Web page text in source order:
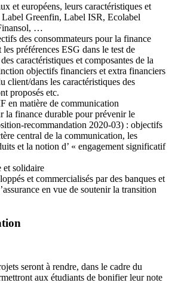
et européens, leurs caractéristiques et
Label Greenfin, Label ISR, Ecolabel
…
des consommateurs pour la finance
préférences ESG dans le test de
caractéristiques et composantes de la
objectifs financiers et extra financiers
client/dans les caractéristiques des
proposés etc.
en matière de communication
la finance durable pour prévenir le
recommandation 2020-03) : objectifs
central de la communication, les
et la notion d’ « engagement significatif
et solidaire
et commercialisés par des banques et
en vue de soutenir la transition
seront à rendre, dans le cadre du
aux étudiants de bonifier leur note